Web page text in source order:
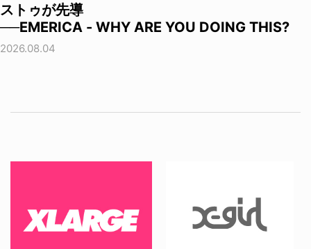
ストゥが先導
──EMERICA - WHY ARE YOU DOING THIS?
2026.08.04